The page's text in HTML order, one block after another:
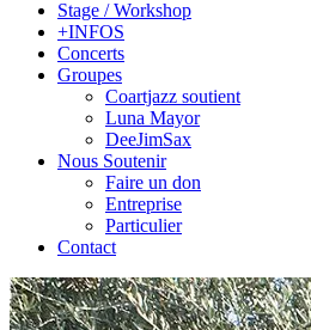
Stage / Workshop
+INFOS
Concerts
Groupes
Coartjazz soutient
Luna Mayor
DeeJimSax
Nous Soutenir
Faire un don
Entreprise
Particulier
Contact